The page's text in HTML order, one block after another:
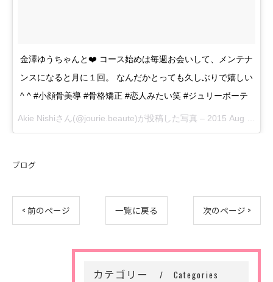
金澤ゆうちゃんと❤️ コース始めは毎週お会いして、メンテナ
ンスになると月に１回。 なんだかとっても久しぶりで嬉しい
^ ^ #小顔骨美導 #骨格矯正 #恋人みたい笑 #ジュリーボーテ
Akie Nishiさん(@jourie.beaute)が投稿した写真 – 2015 Aug 23 12:53am PDT
ブログ
< 前のページ 一覧に戻る 次のページ >
カテゴリー Categories